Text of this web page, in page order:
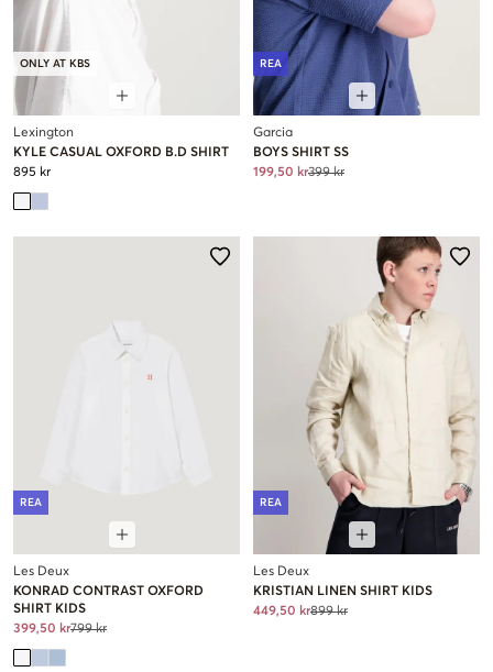
ONLY AT KBS
Lexington
KYLE CASUAL OXFORD B.D SHIRT
895 kr
REA
Garcia
BOYS SHIRT SS
199,50 kr399 kr
REA
Les Deux
KONRAD CONTRAST OXFORD
SHIRT KIDS
399,50 kr799 kr
REA
Les Deux
KRISTIAN LINEN SHIRT KIDS
449,50 kr899 kr